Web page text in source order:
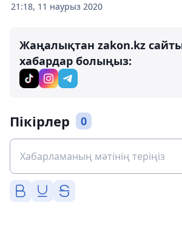
21:18, 11 наурыз 2020
Жаңалықтан zakon.kz
хабардар болыңыз:
Пікірлер 0